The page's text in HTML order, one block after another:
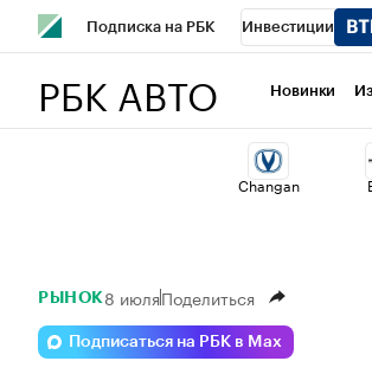
Подписка на РБК Инвестиции
Стиль Крипто РБК Бизнес-
Конференции
РБК АВТО Новинки
Changan
РЫНОК 8 июляПоделиться
Подписаться на РБК в Max